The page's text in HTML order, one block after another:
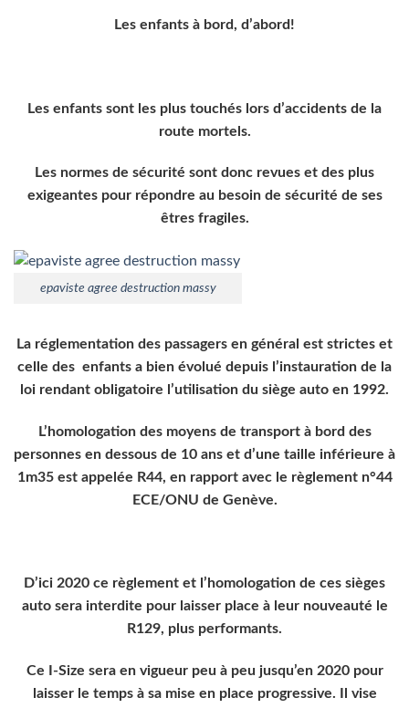
Les enfants à bord, d’abord!
Les enfants sont les plus touchés lors d’accidents de la
route mortels.
Les normes de sécurité sont donc revues et des plus
exigeantes pour répondre au besoin de sécurité de ses
êtres fragiles.
epaviste agree destruction massy
La réglementation des passagers en général est strictes et
celle des enfants a bien évolué depuis l’instauration de la
loi rendant obligatoire l’utilisation du siège auto en 1992.
L’homologation des moyens de transport à bord des
personnes en dessous de 10 ans et d’une taille inférieure à
1m35 est appelée R44, en rapport avec le règlement n°44
ECE/ONU de Genève.
D’ici 2020 ce règlement et l’homologation de ces sièges
auto sera interdite pour laisser place à leur nouveauté le
R129, plus performants.
Ce I-Size sera en vigueur peu à peu jusqu’en 2020 pour
laisser le temps à sa mise en place progressive. Il vise